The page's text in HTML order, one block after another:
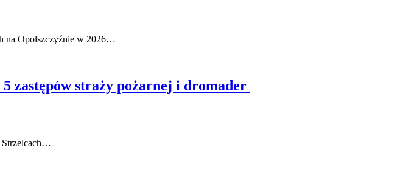
na Opolszczyźnie w 2026…
zastępów straży pożarnej i dromader
Strzelcach…